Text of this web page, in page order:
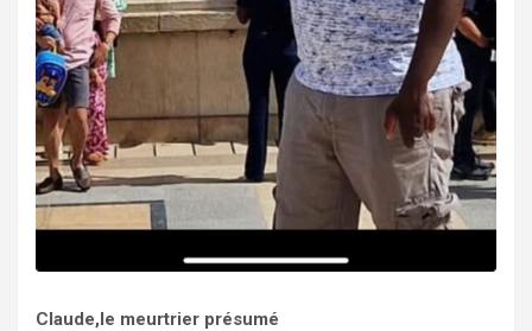
Claude,le meurtrier présumé